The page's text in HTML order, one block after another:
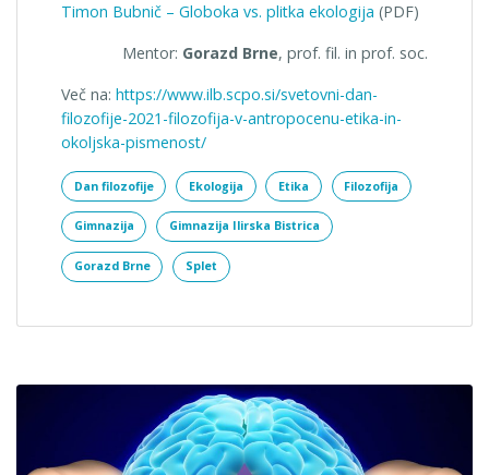
Timon Bubnič – Globoka vs. plitka ekologija (PDF)
Mentor: Gorazd Brne, prof. fil. in prof. soc.
Več na: https://www.ilb.scpo.si/svetovni-dan-
filozofije-2021-filozofija-v-antropocenu-etika-in-
okoljska-pismenost/
Dan filozofije Ekologija Etika Filozofija
Gimnazija Gimnazija Ilirska Bistrica
Gorazd Brne Splet